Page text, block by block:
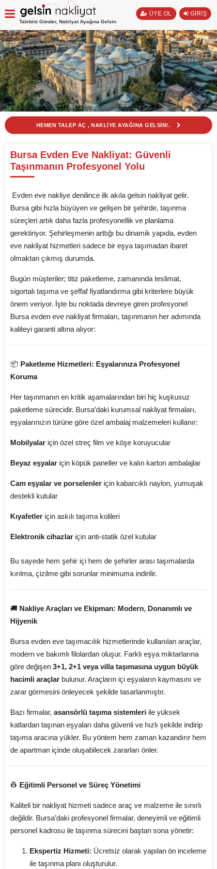
Talebini Gönder, Nakliyat Ayağına Gelsin
ÜYE OL GİRİŞ
HEMEN TALEP AÇ , NAKLİYE AYAĞINA GELSİN!.
Bursa Evden Eve Nakliyat: Güvenli
Taşınmanın Profesyonel Yolu
Evden eve nakliye denilince ilk akıla gelsin nakliyat gelir.
Bursa gibi hızla büyüyen ve gelişen bir şehirde, taşınma
süreçleri artık daha fazla profesyonellik ve planlama
gerektiriyor. Şehirleşmenin arttığı bu dinamik yapıda, evden
eve nakliyat hizmetleri sadece bir eşya taşımadan ibaret
olmaktan çıkmış durumda.
Bugün müşteriler; titiz paketleme, zamanında teslimat,
sigortalı taşıma ve şeffaf fiyatlandırma gibi kriterlere büyük
önem veriyor. İşte bu noktada devreye giren profesyonel
Bursa evden eve nakliyat firmaları, taşınmanın her adımında
kaliteyi garanti altına alıyor:
📦 Paketleme Hizmetleri: Eşyalarınıza Profesyonel
Koruma
Her taşınmanın en kritik aşamalarından biri hiç kuşkusuz
paketleme sürecidir. Bursa’daki kurumsal nakliyat firmaları,
eşyalarınızın türüne göre özel ambalaj malzemeleri kullanır:
Mobilyalar için özel streç film ve köşe koruyucular
Beyaz eşyalar için köpük paneller ve kalın karton ambalajlar
Cam eşyalar ve porselenler için kabarcıklı naylon, yumuşak
destekli kutular
Kıyafetler için askılı taşıma kolileri
Elektronik cihazlar için anti-statik özel kutular
Bu sayede hem şehir içi hem de şehirler arası taşımalarda
kırılma, çizilme gibi sorunlar minimuma indirilir.
🚚 Nakliye Araçları ve Ekipman: Modern, Donanımlı ve
Hijyenik
Bursa evden eve taşımacılık hizmetlerinde kullanılan araçlar,
modern ve bakımlı filolardan oluşur. Farklı eşya miktarlarına
göre değişen 3+1, 2+1 veya villa taşımasına uygun büyük
hacimli araçlar bulunur. Araçların içi eşyaların kaymasını ve
zarar görmesini önleyecek şekilde tasarlanmıştır.
Bazı firmalar, asansörlü taşıma sistemleri ile yüksek
katlardan taşınan eşyaları daha güvenli ve hızlı şekilde indirip
taşıma aracına yükler. Bu yöntem hem zaman kazandırır hem
de apartman içinde oluşabilecek zararları önler.
👷 Eğitimli Personel ve Süreç Yönetimi
Kaliteli bir nakliyat hizmeti sadece araç ve malzeme ile sınırlı
değildir. Bursa’daki profesyonel firmalar, deneyimli ve eğitimli
personel kadrosu ile taşınma sürecini baştan sona yönetir:
Ekspertiz Hizmeti: Ücretsiz olarak yapılan ön inceleme
ile taşınma planı oluşturulur.